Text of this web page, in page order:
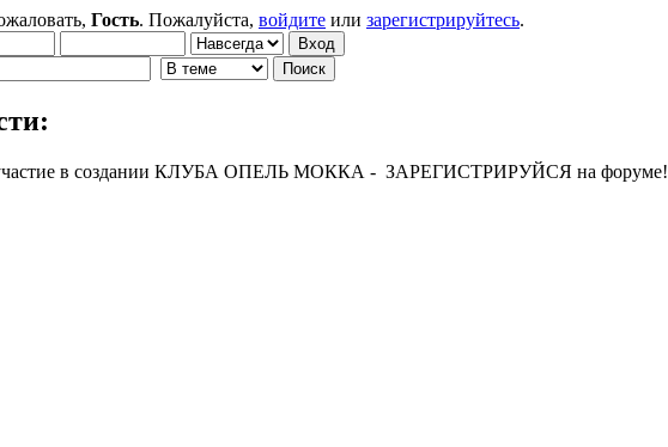
Гость. Пожалуйста, войдите или зарегистрируйтесь.
в создании КЛУБА ОПЕЛЬ МОККА - ЗАРЕГИСТРИРУЙСЯ на форуме!